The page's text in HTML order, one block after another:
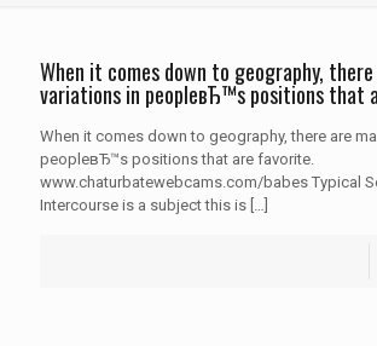
When it comes down to geography,
variations in peopleвЂ™s positions that
When it comes down to geography, there are
peopleвЂ™s positions that are favorite.
www.chaturbatewebcams.com/babes Typical
Intercourse is a subject this is […]